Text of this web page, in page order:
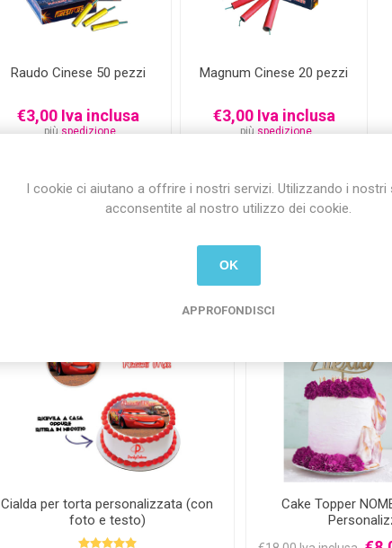
Raudo Cinese 50 pezzi
€3,00 Iva inclusa
più spedizione
Magnum Cinese 20 pezzi
€3,00 Iva inclusa
più spedizione
Cialda per torta personalizzata (con
foto e testo)
Cake Topper
I cookie ci aiutano a offrire i nostri servizi. Utilizzando i nostri
acconsentite al nostro utilizzo dei cookie.
OK
APPROFONDISCI